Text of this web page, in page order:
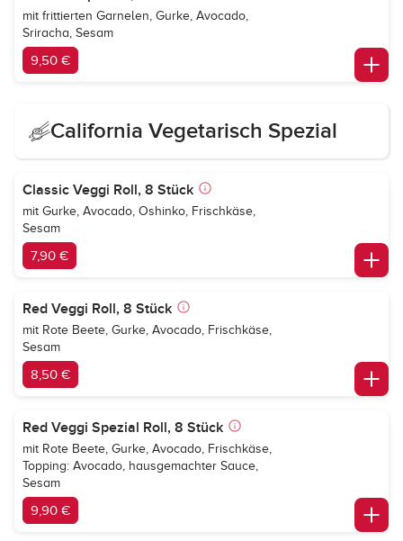
mit frittierten Garnelen, Gurke, Avocado,
Sriracha, Sesam
9,50 €
California Vegetarisch Spezial
Classic Veggi Roll, 8 Stück
mit Gurke, Avocado, Oshinko, Frischkäse,
Sesam
7,90 €
Red Veggi Roll, 8 Stück
mit Rote Beete, Gurke, Avocado, Frischkäse,
Sesam
8,50 €
Red Veggi Spezial Roll, 8 Stück
mit Rote Beete, Gurke, Avocado, Frischkäse,
Topping: Avocado, hausgemachter Sauce,
Sesam
9,90 €